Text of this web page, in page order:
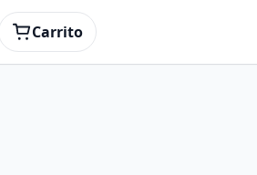
Carrito
EBR76405801 / LA6200 IR Ver1.2.